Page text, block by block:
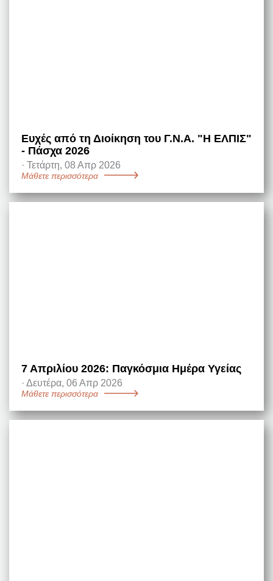
Ευχές από τη Διοίκηση του Γ.Ν.Α. "Η ΕΛΠΙΣ"
- Πάσχα 2026
· Τετάρτη, 08 Απρ 2026
Μάθετε περισσότερα
7 Απριλίου 2026: Παγκόσμια Ημέρα Υγείας
· Δευτέρα, 06 Απρ 2026
Μάθετε περισσότερα